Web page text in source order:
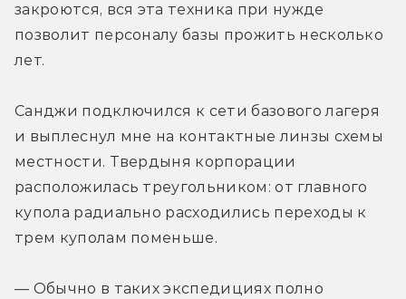
закроются, вся эта техника при нужде
позволит персоналу базы прожить несколько
лет.
Санджи подключился к сети базового лагеря
и выплеснул мне на контактные линзы схемы
местности. Твердыня корпорации
расположилась треугольником: от главного
купола радиально расходились переходы к
трем куполам поменьше.
— Обычно в таких экспедициях полно